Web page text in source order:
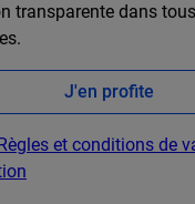
transparente dans
J'en profite
Règles et conditions de